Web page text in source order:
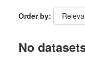
Order by
No